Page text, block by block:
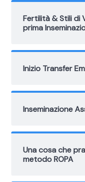
Fertilità & Stili di
prima
Inizio Transfer
Inseminazione
Una cosa che
metodo ROPA